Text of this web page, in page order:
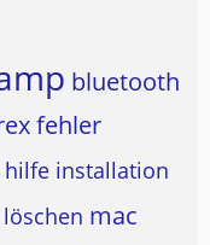
bluetooth
fehler
hilfe installation
löschen mac